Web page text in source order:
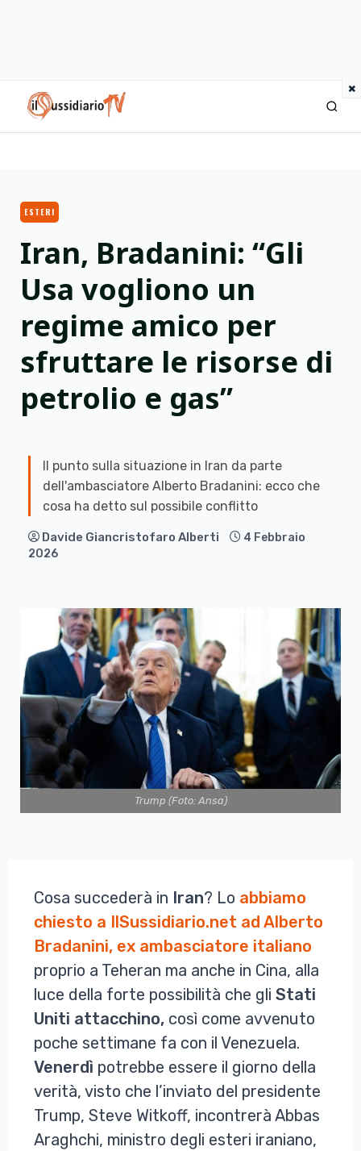
×
IlSussidiario TV
ESTERI
Iran, Bradanini: “Gli
Usa vogliono un
regime amico per
sfruttare le risorse di
petrolio e gas”
Il punto sulla situazione in Iran da parte
dell'ambasciatore Alberto Bradanini: ecco che
cosa ha detto sul possibile conflitto
Davide Giancristofaro Alberti
4 Febbraio
2026
Trump (Foto: Ansa)
Cosa succederà in Iran? Lo abbiamo
chiesto a IlSussidiario.net ad Alberto
Bradanini, ex ambasciatore italiano
proprio a Teheran ma anche in Cina, alla
luce della forte possibilità che gli Stati
Uniti attacchino, così come avvenuto
poche settimane fa con il Venezuela.
Venerdì potrebbe essere il giorno della
verità, visto che l’inviato del presidente
Trump, Steve Witkoff, incontrerà Abbas
Araghchi, ministro degli esteri iraniano,